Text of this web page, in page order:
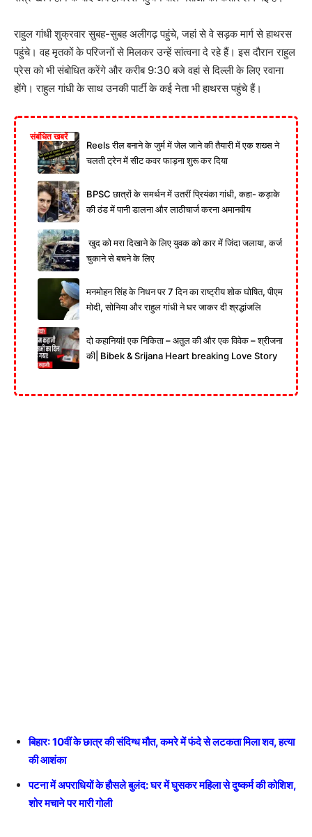
राहुल गांधी शुक्रवार सुबह-सुबह अलीगढ़ पहुंचे, जहां से वे सड़क मार्ग से हाथरस
पहुंचे। वह मृतकों के परिजनों से मिलकर उन्हें सांत्वना दे रहे हैं। इस दौरान राहुल
प्रेस को भी संबोधित करेंगे और करीब 9:30 बजे वहां से दिल्ली के लिए रवाना
होंगे। राहुल गांधी के साथ उनकी पार्टी के कई नेता भी हाथरस पहुंचे हैं।
संबंधित खबरें
Reels रील बनाने के जुर्म में जेल जाने की तैयारी में एक शख्स ने
चलती ट्रेन में सीट कवर फाड़ना शुरू कर दिया
BPSC छात्रों के समर्थन में उतरीं प्रियंका गांधी, कहा- कड़ाके
की ठंड में पानी डालना और लाठीचार्ज करना अमानवीय
खुद को मरा दिखाने के लिए युवक को कार में जिंदा जलाया, कर्ज
चुकाने से बचने के लिए
मनमोहन सिंह के निधन पर 7 दिन का राष्ट्रीय शोक घोषित, पीएम
मोदी, सोनिया और राहुल गांधी ने घर जाकर दी श्रद्धांजलि
दो कहानियां! एक निकिता – अतुल की और एक विवेक – श्रीजना
की| Bibek & Srijana Heart breaking Love Story
बिहार: 10वीं के छात्र की संदिग्ध मौत, कमरे में फंदे से लटकता मिला शव, हत्या
की आशंका
पटना में अपराधियों के हौसले बुलंद: घर में घुसकर महिला से दुष्कर्म की कोशिश,
शोर मचाने पर मारी गोली